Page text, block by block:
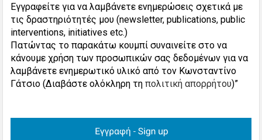
Εγγραφείτε για να λαμβάνετε ενημερώσεις σχετικά με
τις δραστηριότητές μου (newsletter, publications, public
interventions, initiatives etc.)
Πατώντας το παρακάτω κουμπί συναινείτε στο να
κάνουμε χρήση των προσωπικών σας δεδομένων για να
λαμβάνετε ενημερωτικό υλικό από τον Κωνσταντίνο
Γάτσιο (Διαβάστε ολόκληρη τηπολιτική απορρήτου)”